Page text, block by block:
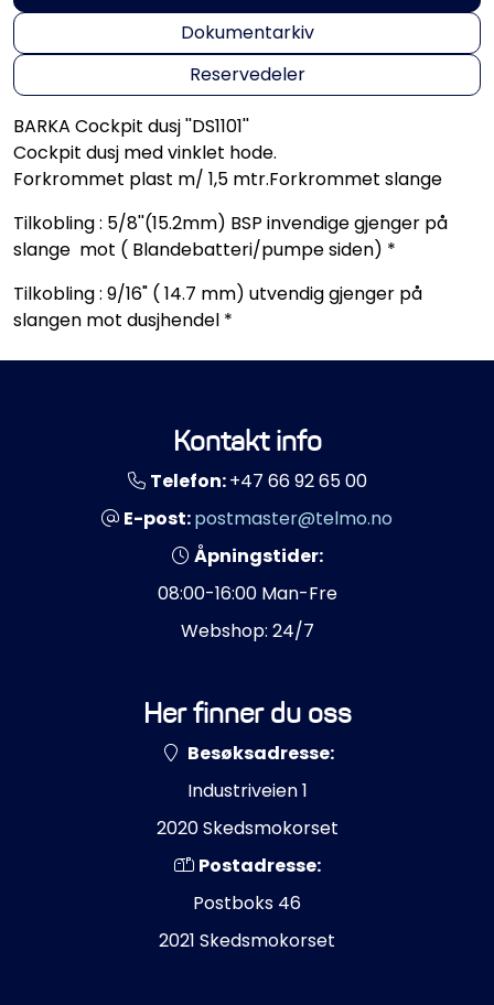
Dokumentarkiv
Reservedeler
BARKA Cockpit dusj ''DS1101''
Cockpit dusj med vinklet hode.
Forkrommet plast m/ 1,5 mtr.Forkrommet slange
Tilkobling : 5/8''(15.2mm) BSP invendige gjenger på
slange mot ( Blandebatteri/pumpe siden) *
Tilkobling : 9/16" ( 14.7 mm) utvendig gjenger på
slangen mot dusjhendel *
Kontakt info
Telefon:+47 66 92 65 00
E-post:postmaster@telmo.no
Åpningstider:
08:00-16:00 Man-Fre
Webshop: 24/7
Her finner du oss
Besøksadresse:
Industriveien 1
2020 Skedsmokorset
Postadresse:
Postboks 46
2021 Skedsmokorset